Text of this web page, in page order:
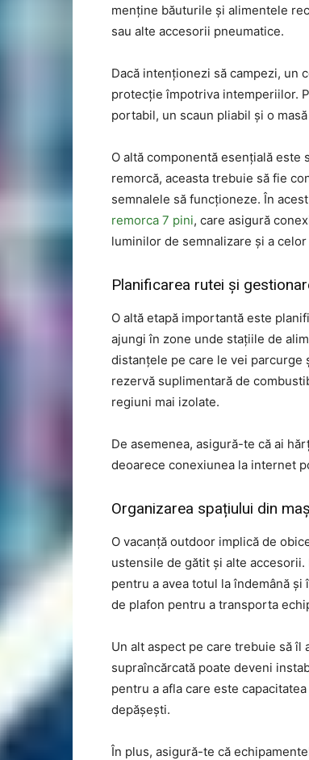
menține băuturile și alimentele
sau alte accesorii pneumatice.
Dacă intenționezi să campezi, un
protecție împotriva intemperiilor.
portabil, un scaun pliabil și o
O altă componentă esențială
remorcă, aceasta trebuie să fie
semnalele să funcționeze. În
remorca 7 pini, care asigură
luminilor de semnalizare și a
Planificarea rutei și
O altă etapă importantă este
ajungi în zone unde stațiile de
distanțele pe care le vei parcurge
rezervă suplimentară de
regiuni mai izolate.
De asemenea, asigură-te că ai
deoarece conexiunea la internet
Organizarea spațiului din
O vacanță outdoor implică de
ustensile de gătit și alte
pentru a avea totul la îndemână
de plafon pentru a transporta
Un alt aspect pe care trebuie să îl
supraîncărcată poate deveni
pentru a afla care este
depășești.
În plus, asigură-te că